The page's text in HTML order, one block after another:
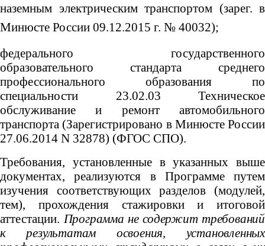
наземным электрическим транспортом (зарег. в
Минюсте России 09.12.2015 г. № 40032);
федерального государственного
образовательного стандарта среднего
профессионального образования по
специальности 23.02.03 Техническое
обслуживание и ремонт автомобильного
транспорта (Зарегистрировано в Минюсте России
27.06.2014 N 32878) (ФГОС СПО).
Требования, установленные в указанных выше
документах, реализуются в Программе путем
изучения соответствующих разделов (модулей,
тем), прохождения стажировки и итоговой
аттестации. Программа не содержит требований
к результатам освоения, установленных